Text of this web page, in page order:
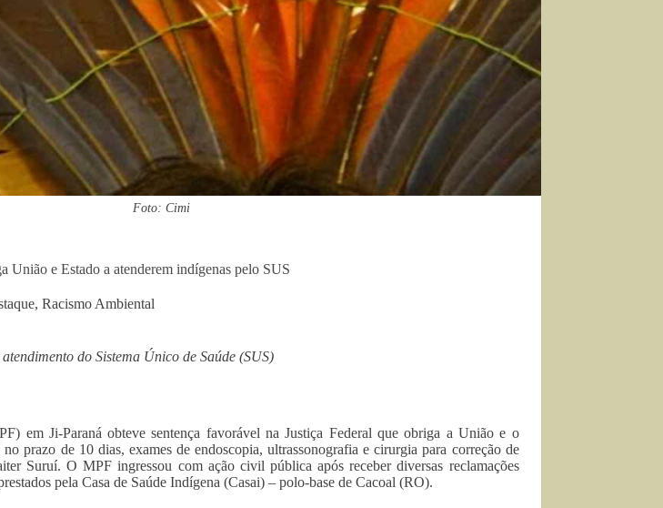
Foto: Cimi
União e Estado a atenderem indígenas pelo SUS
, Racismo Ambiental
do Sistema Único de Saúde (SUS)
em Ji-Paraná obteve sentença favorável na Justiça Federal que obriga a União e o
prazo de 10 dias, exames de endoscopia, ultrassonografia e cirurgia para correção de
Suruí. O MPF ingressou com ação civil pública após receber diversas reclamações
pela Casa de Saúde Indígena (Casai) – polo-base de Cacoal (RO).